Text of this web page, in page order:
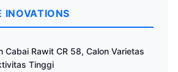
INOVATIONS
Cabai Rawit CR 58, Calon Varietas
Tinggi